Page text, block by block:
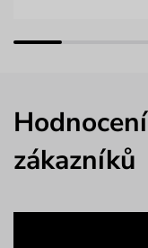
Hodnocení
zákazníků